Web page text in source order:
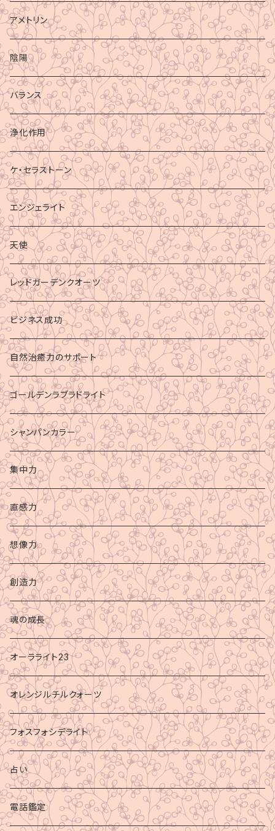
アメトリン
陰陽
バランス
浄化作用
ケ・セラストーン
エンジェライト
天使
レッドガーデンクオーツ
ビジネス成功
自然治癒力のサポート
ゴールデンラブラドライト
シャンパンカラー
集中力
直感力
想像力
創造力
魂の成長
オーラライト23
オレンジルチルクォーツ
フォスフォシデライト
占い
電話鑑定